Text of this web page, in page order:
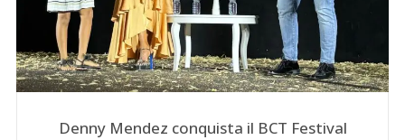
Denny Mendez conquista il BCT Festival